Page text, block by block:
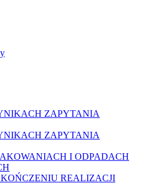
ZAPYTANIA
ZAPYTANIA
I ODPADACH
REALIZACJI